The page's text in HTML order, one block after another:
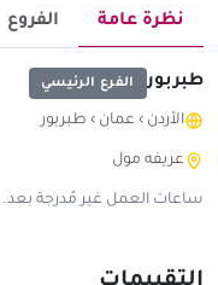
نظرة عامة الفروع
طبربور الفرع الرئيسي
الأردن › عمان › طبربور
عريفه مول
ساعات العمل غير مُدرجة بعد.